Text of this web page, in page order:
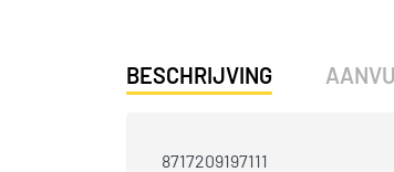
BESCHRIJVING
8717209197111